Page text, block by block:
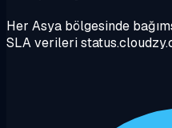
Her Asya bölgesinde
SLA verileri